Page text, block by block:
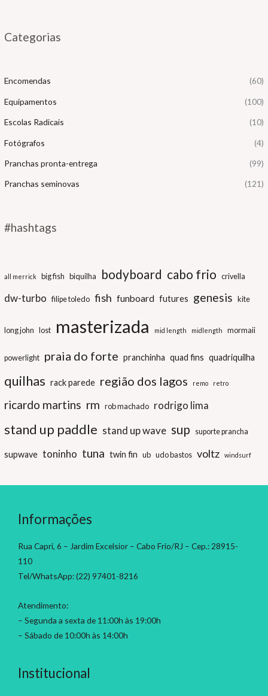
Categorias
Encomendas (60)
Equipamentos (100)
Escolas Radicais (10)
Fotógrafos (4)
Pranchas pronta-entrega (99)
Pranchas seminovas (121)
#hashtags
all merrick big fish biquilha bodyboard cabo frio crivella
dw-turbo filipe toledo fish funboard futures genesis kite
long john lost masterizada mid length midlength mormaii
powerlight praia do forte pranchinha quad fins quadriquilha
quilhas rack parede região dos lagos remo retro
ricardo martins rm rob machado rodrigo lima
stand up paddle stand up wave sup suporte prancha
supwave toninho tuna twin fin ub udo bastos voltz windsurf
Informações
Rua Capri, 6 – Jardim Excelsior – Cabo Frio/RJ – Cep.: 28915-
110
Tel/WhatsApp: (22) 97401-8216
Atendimento:
– Segunda a sexta de 11:00h às 19:00h
– Sábado de 10:00h às 14:00h
Institucional